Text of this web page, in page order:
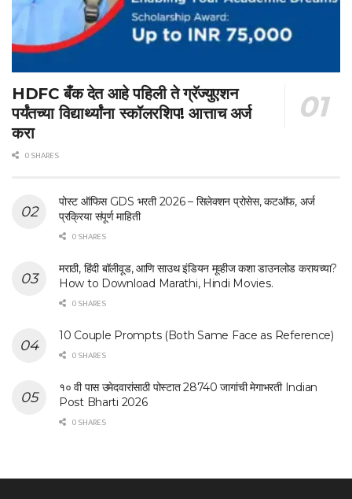
HDFC बँक देत आहे पहिली ते ग्रॅज्युएशन
पर्यंतच्या विद्यार्थ्यांना स्कॉलरशिप! आत्ताच अर्ज
करा
0 SHARES
पोस्ट ऑफिस GDS भरती 2026 – सिलेक्शन प्रोसेस, कटऑफ, अर्ज
प्रक्रिया संपूर्ण माहिती
0 SHARES
मराठी, हिंदी बॉलीवूड, आणि साउथ इंडियन मूव्हीज कशा डाउनलोड करायच्या?
How to Download Marathi, Hindi Movies.
0 SHARES
10 Couple Prompts (Both Same Face as Reference)
0 SHARES
१० वी पास उमेदवारांसाठी पोस्टात 28740 जागांची मेगाभरती Indian
Post Bharti 2026
0 SHARES